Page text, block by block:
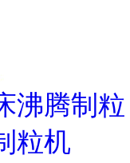
沸腾制粒
粒机